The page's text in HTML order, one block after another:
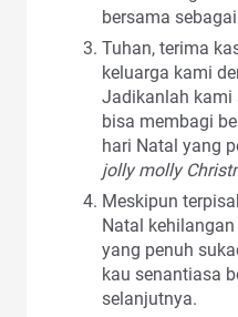
bersama
Tuhan, terima
keluarga kami
Jadikanlah kami
bisa membagi
hari Natal yang
jolly molly
Meskipun
Natal
yang penuh
kau senantiasa
selanjutnya.